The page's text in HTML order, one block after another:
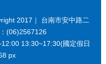
2017｜ 台南市安中路二
(06)2567126
13:30~17:30(國定假日
px